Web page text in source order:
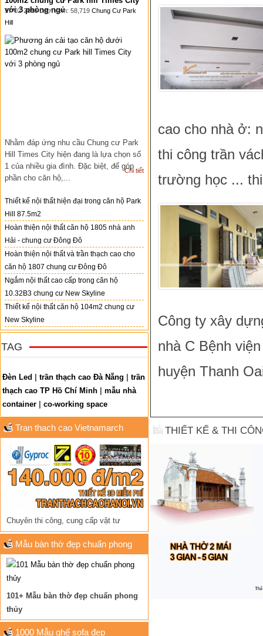
với 3 phòng ngủ
17-02-2016 Lượt xem: 58,719 Chung Cư Park
Hill
Nhằm đáp ứng nhu cầu Chung cư Park
Hill Times City hiện đang là lựa chọn số
1 của nhiều gia đình. Đặc biệt, để góp
phần cho căn hộ,...
Chi tiết
Thiết kế nội thất hiện đại trong căn hộ Park
Hill 87.5m2
Hoàn thiện nội thất căn hộ 1805 nhà anh
Hải - chung cư Đông Đô
Hoàn thiện nội thất và trần thạch cao cho
căn hộ 1807 chung cư Đông Đô
Ngắm nội thất cao cấp trong căn hộ
10.32B3 chung cư New Skyline
Thiết kế nội thất căn hộ 104m2 chung cư
New Skyline
TAG
Đèn Led trần thạch cao Đà Nẵng
trần
thạch cao TP Hồ Chí Minh
mẫu nhà
container
co-working space
Tran thach cao Vietnamarch
Chuyên thi công, cung cấp vật tư
Mẫu bàn thờ đẹp chuẩn phong
thủy
101+ Mẫu bàn thờ đẹp chuẩn phong
thủy
1000 Mẫu ghế sofa đẹp
cao cho nhà ở:
thi công trần
trường học ...
Công ty xây
nhà C Bệnh
huyện Thanh
THIẾT KẾ & THI